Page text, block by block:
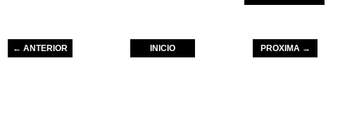
← ANTERIOR PROXIMA →
INICIO